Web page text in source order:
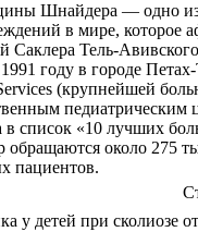
Шнайдера — одно
в мире, которое
Тель-Авивского
году в городе Петах-
(крупнейшей
педиатрическим
в список «10 лучших
около 275
пациентов.
у детей при сколиозе